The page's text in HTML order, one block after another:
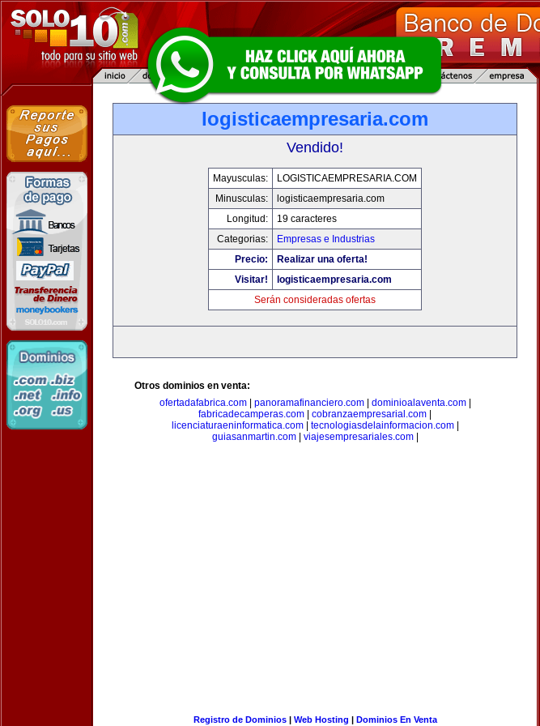
logisticaempresaria.com
Vendido!
Mayusculas:
LOGISTICAEMPRESARIA.COM
Minusculas:
logisticaempresaria.com
Longitud:
19 caracteres
Categorias:
Empresas e Industrias
Precio:
Realizar una oferta!
Visitar!
logisticaempresaria.com
Serán consideradas ofertas
Otros dominios en venta:
ofertadafabrica.com| panoramafinanciero.com| dominioalaventa.com|
fabricadecamperas.com
cobranzaempresarial.com
licenciaturaeninformatica.com| tecnologiasdelainformacion.com|
guiasanmartin.com| viajesempresariales.com|
Registro de Dominios| Web Hosting | Dominios En Venta